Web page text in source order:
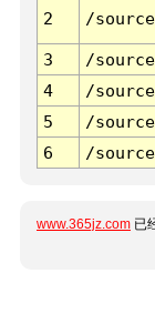
2 /
3 /
4
/
5
/
6
/
www.365jz.com 已